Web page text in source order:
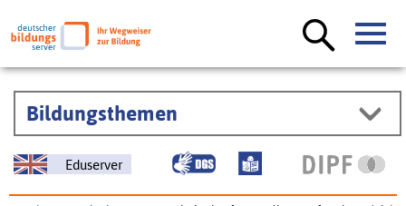
Bildungsthemen
Eduserver